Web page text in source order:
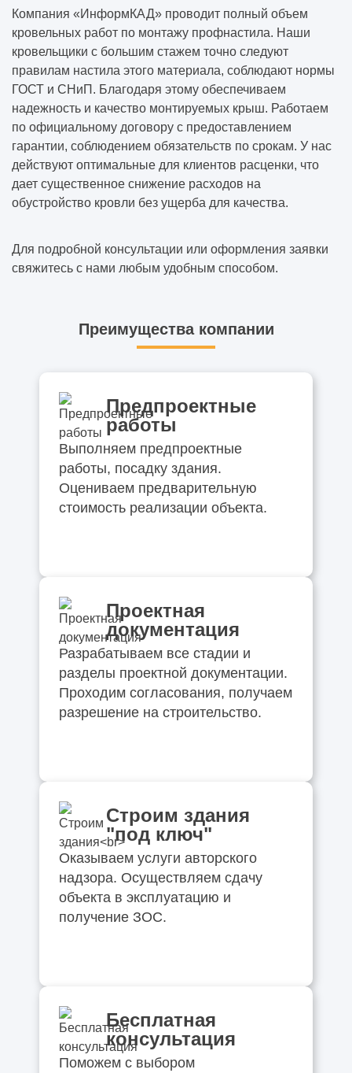
Компания «ИнформКАД» проводит полный объем
кровельных работ по монтажу профнастила. Наши
кровельщики с большим стажем точно следуют
правилам настила этого материала, соблюдают нормы
ГОСТ и СНиП. Благодаря этому обеспечиваем
надежность и качество монтируемых крыш. Работаем
по официальному договору с предоставлением
гарантии, соблюдением обязательств по срокам. У нас
действуют оптимальные для клиентов расценки, что
дает существенное снижение расходов на
обустройство кровли без ущерба для качества.
Для подробной консультации или оформления заявки
свяжитесь с нами любым удобным способом.
Преимущества компании
Предпроектные
работы
Выполняем предпроектные
работы, посадку здания.
Оцениваем предварительную
стоимость реализации объекта.
Проектная
документация
Разрабатываем все стадии и
разделы проектной документации.
Проходим согласования, получаем
разрешение на строительство.
Строим здания
"под ключ"
Оказываем услуги авторского
надзора. Осуществляем сдачу
объекта в эксплуатацию и
получение ЗОС.
Бесплатная
консультация
Поможем с выбором